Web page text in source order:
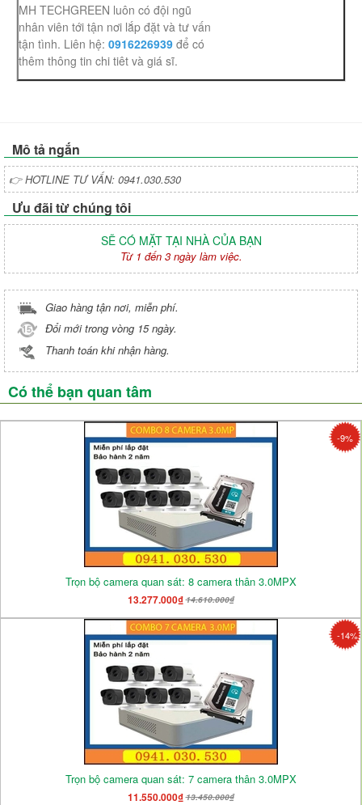
MH TECHGREEN luôn có đội ngũ
nhân viên tới tận nơi lắp đặt và tư vấn
tận tình. Liên hệ: 0916226939 để có
thêm thông tin chi tiêt và giá sĩ.
Mô tả ngắn
👉 HOTLINE TƯ VẤN: 0941.030.530
Ưu đãi từ chúng tôi
SẼ CÓ MẶT TẠI NHÀ CỦA BẠN
Từ 1 đến 3 ngày làm việc.
Giao hàng tận nơi, miễn phí.
Đổi mới trong vòng 15 ngày.
Thanh toán khi nhận hàng.
Có thể bạn quan tâm
-9%
Trọn bộ camera quan sát: 8 camera thân 3.0MPX
13.277.000₫14.610.000₫
-14%
Trọn bộ camera quan sát: 7 camera thân 3.0MPX
11.550.000₫13.450.000₫